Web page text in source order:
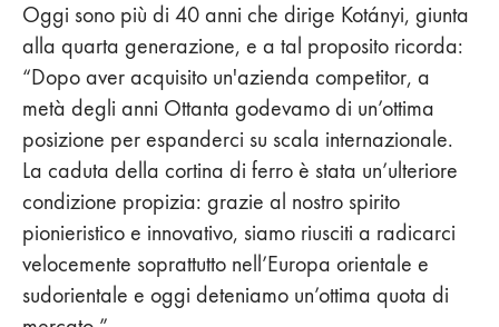
Oggi sono più di 40 anni che dirige Kotányi, giunta
alla quarta generazione, e a tal proposito ricorda:
“Dopo aver acquisito un'azienda competitor, a
metà degli anni Ottanta godevamo di un’ottima
posizione per espanderci su scala internazionale.
La caduta della cortina di ferro è stata un’ulteriore
condizione propizia: grazie al nostro spirito
pionieristico e innovativo, siamo riusciti a radicarci
velocemente soprattutto nell’Europa orientale e
sudorientale e oggi deteniamo un’ottima quota di